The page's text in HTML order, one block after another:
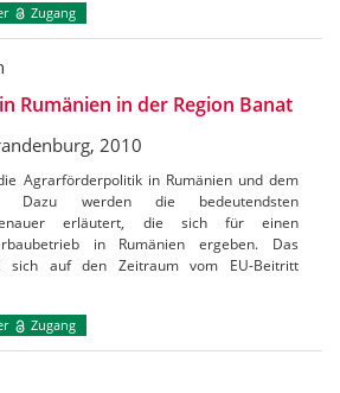
Zugang
Rumänien in der Region Banat
2010
Agrarförderpolitik in Rumänien und dem
Dazu werden die bedeutendsten
erläutert, die sich für einen
in Rumänien ergeben. Das
sich auf den Zeitraum vom EU-Beitritt
Zugang